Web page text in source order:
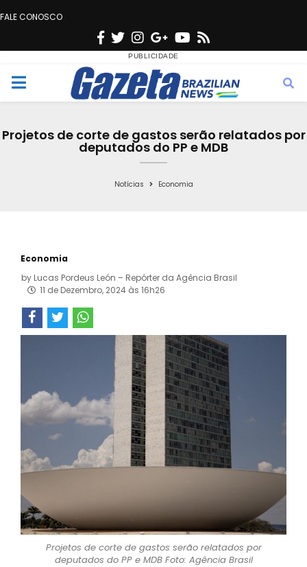
FALE CONOSCO
F
c
e
o
T
w
i
t
e
n
s
t
g
r
a
G
o
o
g
e
Y
u
t
b
s
M
Projetos de corte de gastos serão relatados por
deputados do PP e MDB
Notícias Economia
Economia
by Lucas Pordeus León – Repórter da Agência Brasil
11 de Dezembro, 2024 às 16h26
Projetos de corte de gastos serão relatados por
deputados do PP e MDB Foto: Agência Brasil